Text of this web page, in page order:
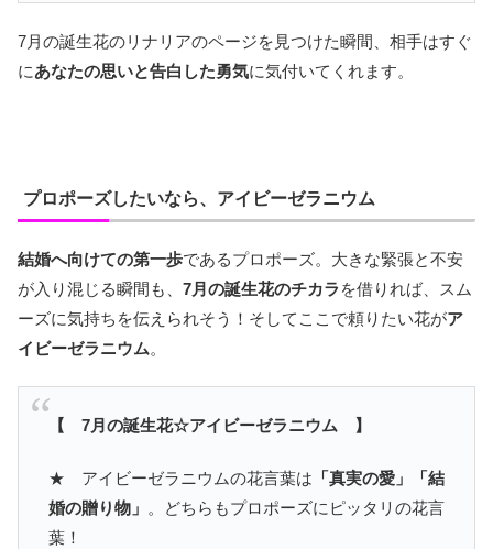
7月の誕生花のリナリアのページを見つけた瞬間、相手はすぐ
にあなたの思いと告白した勇気に気付いてくれます。
プロポーズしたいなら、アイビーゼラニウム
結婚へ向けての第一歩であるプロポーズ。大きな緊張と不安
が入り混じる瞬間も、 7月の誕生花のチカラを借りれば、スム
ーズに気持ちを伝えられそう！そしてここで頼りたい花がア
イビーゼラニウム。
【 7月の誕生花☆アイビーゼラニウム 】
★ アイビーゼラニウムの花言葉は 「真実の愛」「結
婚の贈り物」 。どちらもプロポーズにピッタリの花言
葉！